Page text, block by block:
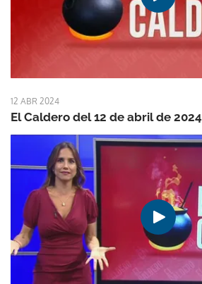
12 ABR 2024
El Caldero del 12 de abril de 2024